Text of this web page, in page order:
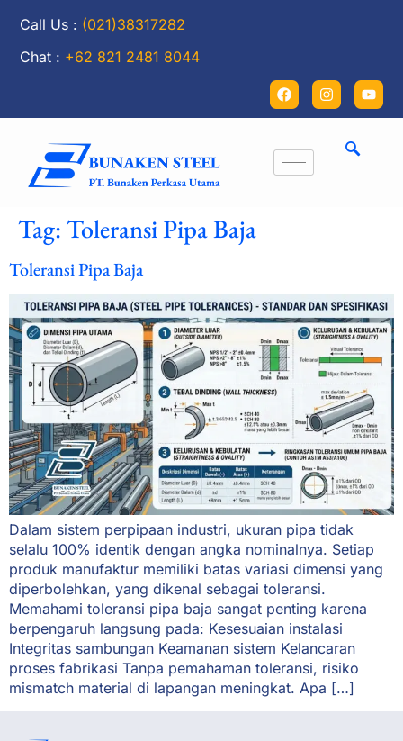
Call Us : (021)38317282
Chat : +62 821 2481 8044
Tag:Toleransi Pipa Baja
Toleransi Pipa Baja
Dalam sistem perpipaan industri, ukuran pipa tidak
selalu 100% identik dengan angka nominalnya. Setiap
produk manufaktur memiliki batas variasi dimensi yang
diperbolehkan, yang dikenal sebagai toleransi.
Memahami toleransi pipa baja sangat penting karena
berpengaruh langsung pada: Kesesuaian instalasi
Integritas sambungan Keamanan sistem Kelancaran
proses fabrikasi Tanpa pemahaman toleransi, risiko
mismatch material di lapangan meningkat. Apa […]